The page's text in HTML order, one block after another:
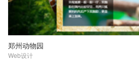
郑州动物园
Web设计